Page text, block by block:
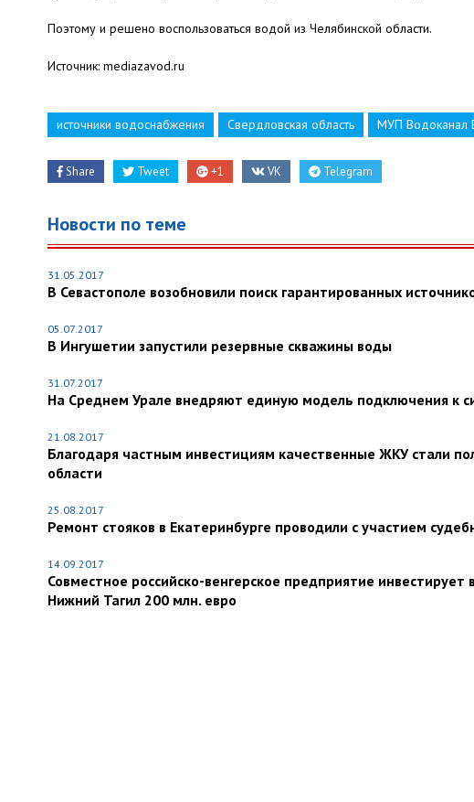
Поэтому и решено воспользоваться водой из Челябинской области.
Источник: mediazavod.ru
источники водоснабжения Свердловская область МУП Водоканал
Share Tweet +1 VK Telegram
Новости по теме
31.05.2017
В Севастополе возобновили поиск гарантированных
05.07.2017
В Ингушетии запустили резервные скважины воды
31.07.2017
На Среднем Урале внедряют единую модель подключения к
21.08.2017
Благодаря частным инвестициям качественные ЖКУ стали
области
25.08.2017
Ремонт стояков в Екатеринбурге проводили с участием
14.09.2017
Совместное российско-венгерское предприятие
Нижний Тагил 200 млн. евро